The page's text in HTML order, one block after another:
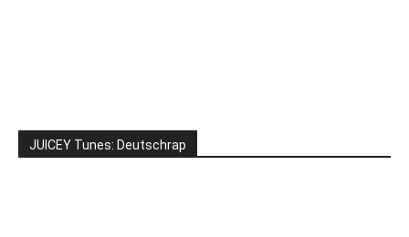
JUICEY Tunes: Deutschrap